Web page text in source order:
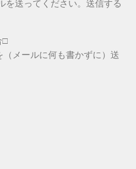
を送ってください。送信する
□
メールに何も書かずに）送